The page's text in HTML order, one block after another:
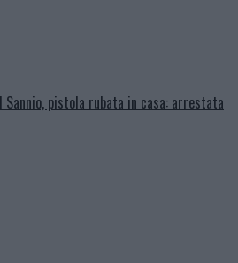
Sannio, pistola rubata in casa: arrestata